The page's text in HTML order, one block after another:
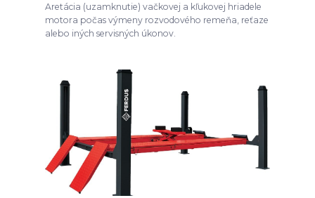
Aretácia (uzamknutie) vačkovej a kľukovej hriadele
motora počas výmeny rozvodového remeňa, reťaze
alebo iných servisných úkonov.